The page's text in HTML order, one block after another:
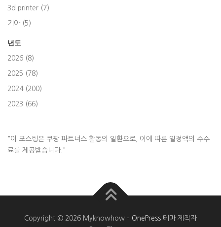
3d printer (7)
기아 (5)
년도
2026 (8)
2025 (78)
2024 (200)
2023 (66)
"이 포스팅은 쿠팡 파트너스 활동의 일환으로, 이에 따른 일정액의 수수
료를 제공받습니다."
Copyright © 2026 Myknowhow – OnePress 테마 제작자